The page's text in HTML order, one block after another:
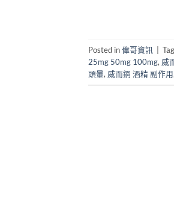
Posted in偉哥資訊
25mg 50mg 100mg, 威
頭暈, 威而鋼 酒精 副作用